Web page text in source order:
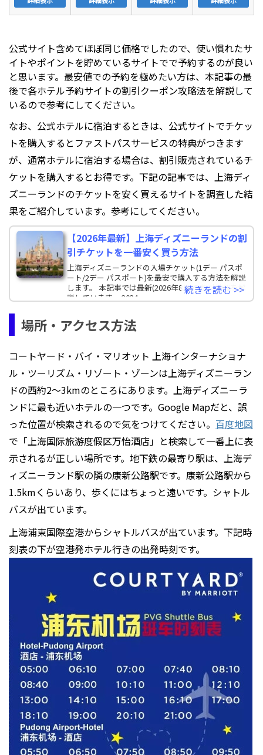
公式サイト含めてほぼ同じ価格でしたので、使い慣れたサ
イトやポイントを貯めているサイトでで予約するのが良い
と思います。最安値での予約を極めたい方は、本記事の最
後で各ホテル予約サイトの割引クーポン攻略法を解説して
いるので参考にしてください。
なお、公式ホテルに宿泊するときは、公式サイトでチケッ
トを購入するとファストパスサービスの特典がつきます
が、通常ホテルに宿泊する場合は、割引販売されているチ
ケットを購入するとお得です。下記の記事では、上海ディ
ズニーランドのチケットを安く買えるサイトを調査した結
果をご紹介しています。参考にしてください。
【2026年最新】上海ディズニーランドの割
引チケットを一番安く買う方法
上海ディズニーランドの入場チケット(1デー パスポ
ート/2デー パスポート)を最安で購入する方法を解説
します。 本記事では最新(2026年8月)の割引情報を解
説しています。 2024
続きを読む >>
場所・アクセス方法
コートヤード・バイ・マリオット 上海インターナショナ
ル・ツーリズム・リゾート・ゾーンは上海ディズニーラン
ドの西約2～3kmのところにあります。上海ディズニーラ
ンドに最も近いホテルの一つです。Google Mapだと、誤
った位置が検索されるので気をつけてください。 百度地図
で「上海国际旅游度假区万怡酒店」と検索して一番上に表
示されるが正しい場所です。地下鉄の最寄り駅は、上海デ
ィズニーランド駅の隣の康新公路駅です。康新公路駅から
1.5kmくらいあり、歩くにはちょっと遠いです。シャトル
バスが出ています。
上海浦東国際空港からシャトルバスが出ています。下記時
刻表の下が空港発ホテル行きの出発時刻です。